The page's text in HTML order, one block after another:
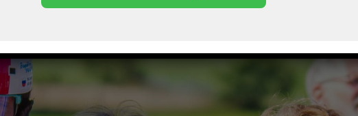
Was ist Accuracy Paragliding? Fluggebiete